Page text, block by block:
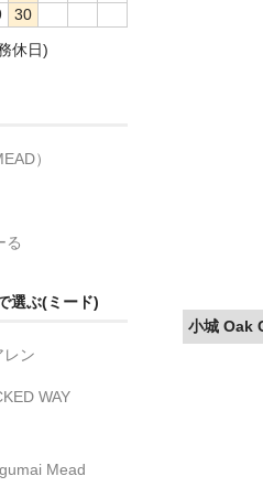
小城 Oak
30
休日)
）
る
選ぶ(ミード)
レン
WAY
Mead